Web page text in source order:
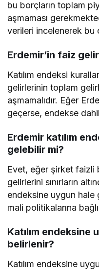
bu borçların toplam
aşmaması
verileri incelenerek bu
Erdemir’in faiz
Katılım endeksi
gelirlerinin toplam
aşmamalıdır. Eğer
geçerse, endekse
Erdemir katılım
gelebilir mi?
Evet, eğer şirket faizli
gelirlerini sınırların
endeksine uygun hale
mali politikalarına
Katılım endeksine
belirlenir?
Katılım endeksine